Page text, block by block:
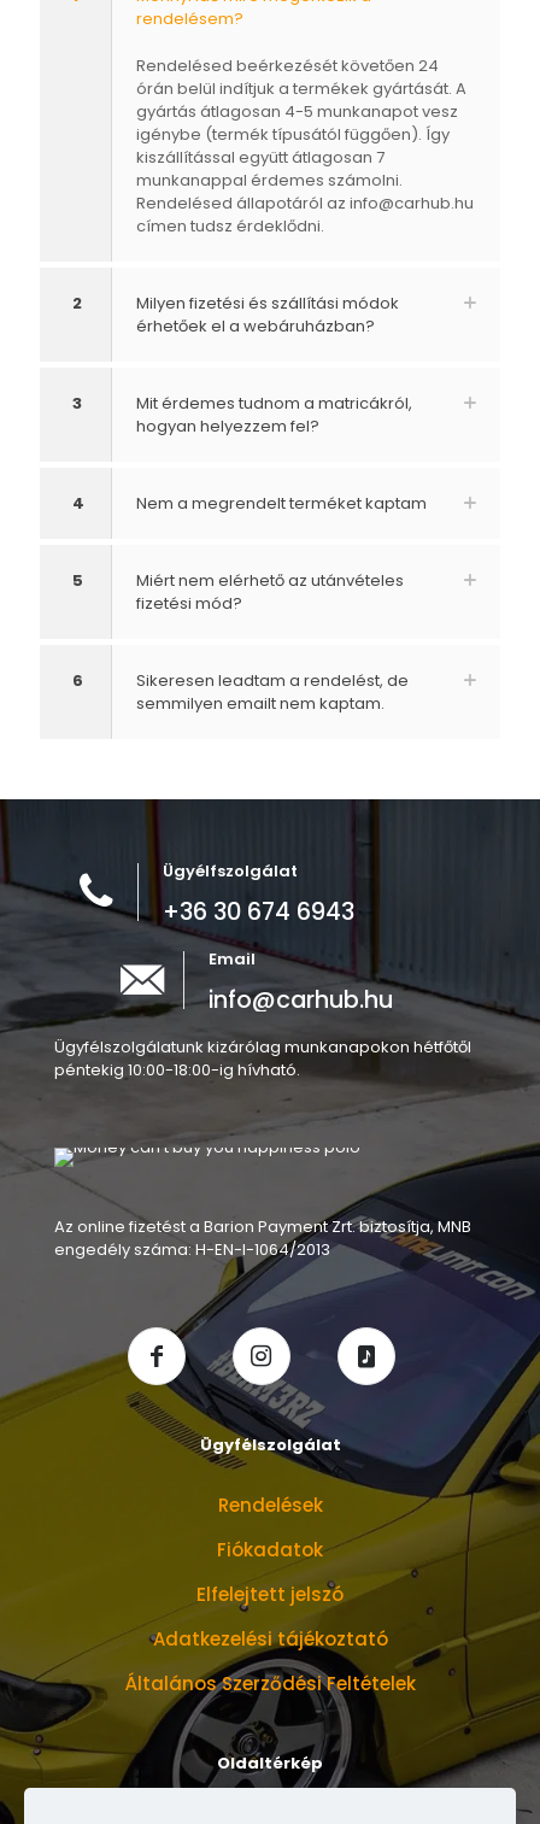
rendelésem?
Rendelésed beérkezését követően 24
órán belül indítjuk a termékek gyártását. A
gyártás átlagosan 4-5 munkanapot vesz
igénybe (termék típusától függően). Így
kiszállítással együtt átlagosan 7
munkanappal érdemes számolni.
Rendelésed állapotáról az info@carhub.hu
címen tudsz érdeklődni.
2
Milyen fizetési és szállítási módok
érhetőek el a webáruházban?
3
Mit érdemes tudnom a matricákról,
hogyan helyezzem fel?
4 Nem a megrendelt terméket kaptam
5
Miért nem elérhető az utánvételes
fizetési mód?
6
Sikeresen leadtam a rendelést, de
semmilyen emailt nem kaptam.
Ügyélfszolgálat
+36 30 674 6943
Email
info@carhub.hu
Ügyfélszolgálatunk kizárólag munkanapokon hétfőtől
péntekig 10:00-18:00-ig hívható.
Az online fizetést a Barion Payment Zrt. biztosítja, MNB
engedély száma: H-EN-I-1064/2013
Ügyfélszolgálat
Rendelések
Fiókadatok
Elfelejtett jelszó
Adatkezelési tájékoztató
Általános Szerződési Feltételek
Oldaltérkép